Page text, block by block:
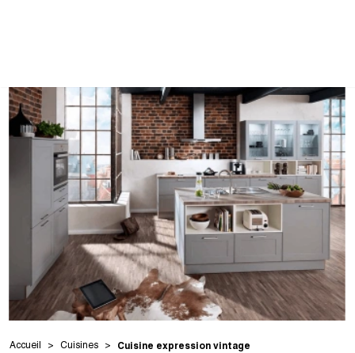
Accueil Cuisines Cuisine expression vintage